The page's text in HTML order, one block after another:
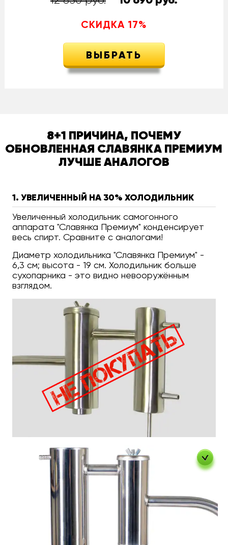
СКИДКА 17%
ВЫБРАТЬ
8+1 ПРИЧИНА, ПОЧЕМУ
ОБНОВЛЕННАЯ СЛАВЯНКА ПРЕМИУМ
ЛУЧШЕ АНАЛОГОВ
1. УВЕЛИЧЕННЫЙ НА 30% ХОЛОДИЛЬНИК
Увеличенный холодильник самогонного
аппарата "Славянка Премиум" конденсирует
весь спирт. Сравните с аналогами!
Диаметр холодильника "Славянка Премиум" -
6,3 см; высота - 19 см. Холодильник больше
сухопарника - это видно невооружённым
взглядом.